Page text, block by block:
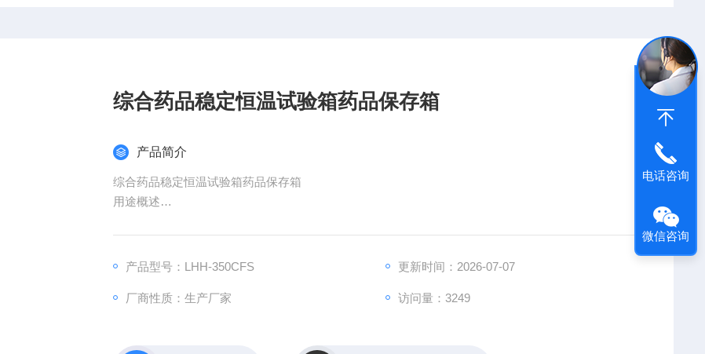
综合药品稳定恒温试验箱药品保存箱
产品简介
综合药品稳定恒温试验箱药品保存箱
用途概述
验、长期试验、高温或高湿试验，适用于制药企业药品及新药研发的稳定性检查。
产品型号：LHH-350CFS 更新时间：2026-07-07
厂商性质：生产厂家 访问量：3249
电话咨询
微信咨询